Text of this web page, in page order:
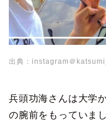
出典：instagram＠
兵頭功海さんは大学
の腕前をもっていまし